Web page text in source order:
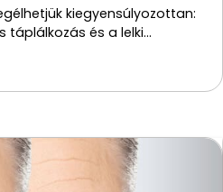
kiegyensúlyozottan:
és a lelki…